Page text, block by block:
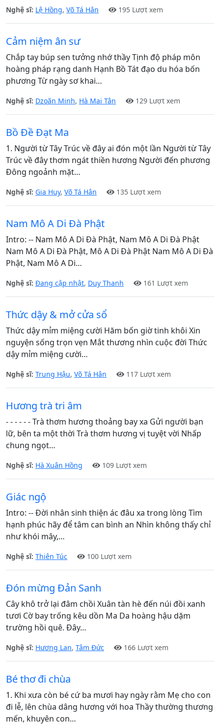
Nghệ sĩ: Lệ Hồng, Võ Tá Hân 195 Lượt xem
Cảm niệm ân sư
Chắp tay búp sen tưởng nhớ thầy Tịnh độ pháp môn
hoàng pháp rạng danh Hạnh Bồ Tát đạo du hóa bốn
phương Từ ngày sơ khai…
Nghệ sĩ: Dzoãn Minh, Hà Mai Tân 129 Lượt xem
Bồ Đề Đạt Ma
1. Người từ Tây Trúc về đây ai đón một lần Người từ Tây
Trúc về đây thơm ngát thiền hương Người đến phương
Đông ngoảnh mặt…
Nghệ sĩ: Gia Huy, Võ Tá Hân 135 Lượt xem
Nam Mô A Di Đà Phật
Intro: -- Nam Mô A Di Đà Phật, Nam Mô A Di Đà Phật
Nam Mô A Di Đà Phật, Mô A Di Đà Phật Nam Mô A Di Đà
Phật, Nam Mô A Di…
Nghệ sĩ: Đang cập nhật, Duy Thanh 161 Lượt xem
Thức dậy & mở cửa sổ
Thức dậy mỉm miệng cười Hăm bốn giờ tinh khôi Xin
nguyện sống trọn vẹn Mắt thương nhìn cuộc đời Thức
dậy mỉm miệng cười…
Nghệ sĩ: Trung Hậu, Võ Tá Hân 117 Lượt xem
Hương trà tri âm
- - - - - - Trà thơm hương thoảng bay xa Gửi người bạn
lữ, bên ta một thời Trà thơm hương vị tuyệt vời Nhấp
chung ngọt…
Nghệ sĩ: Hà Xuân Hồng 109 Lượt xem
Giác ngộ
Intro: -- Đời nhân sinh thiện ác đâu xa trong lòng Tìm
hạnh phúc hãy để tâm can bình an Nhìn không thấy chỉ
như khói mây,…
Nghệ sĩ: Thiên Túc 100 Lượt xem
Đón mừng Đản Sanh
Cây khô trở lại đâm chồi Xuân tàn hè đến núi đồi xanh
tươi Cờ bay trống kêu dồn Ma Da hoàng hậu dặm
trường hồi quê. Đây…
Nghệ sĩ: Hương Lan, Tâm Đức 166 Lượt xem
Bé thơ đi chùa
1. Khi xưa còn bé cứ ba mươi hay ngày rằm Mẹ cho con
đi lễ, lên chùa dâng hương với hoa Thầy thường thương
mến, khuyên con…